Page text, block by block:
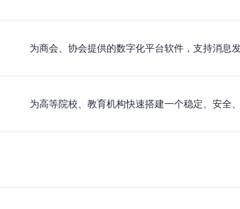
为商会、协会提供的数字化平台软件，支持消息
为高等院校、教育机构快速搭建一个稳定、安全